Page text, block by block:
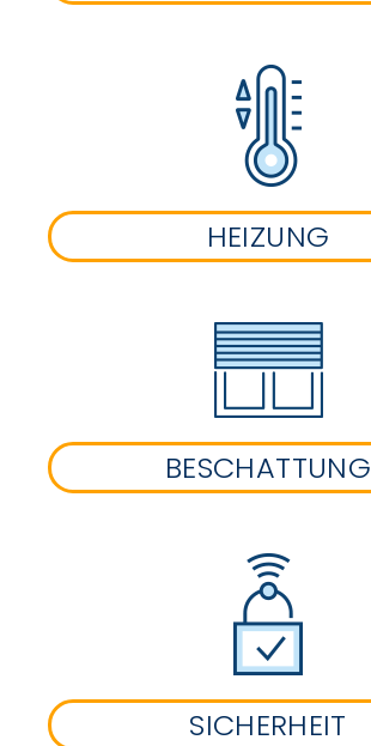
HEIZUNG
BESCHATTUNG
SICHERHEIT